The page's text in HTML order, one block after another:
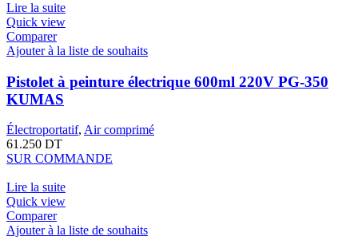
Lire la suite
Quick view
Comparer
Ajouter à la liste de souhaits
Pistolet à peinture électrique 600ml 220V PG-350
KUMAS
Électroportatif, Air comprimé
61.250 DT
SUR COMMANDE
Lire la suite
Quick view
Comparer
Ajouter à la liste de souhaits